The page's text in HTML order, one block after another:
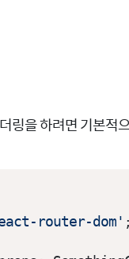
을 하려면 기본적
router-dom' ;